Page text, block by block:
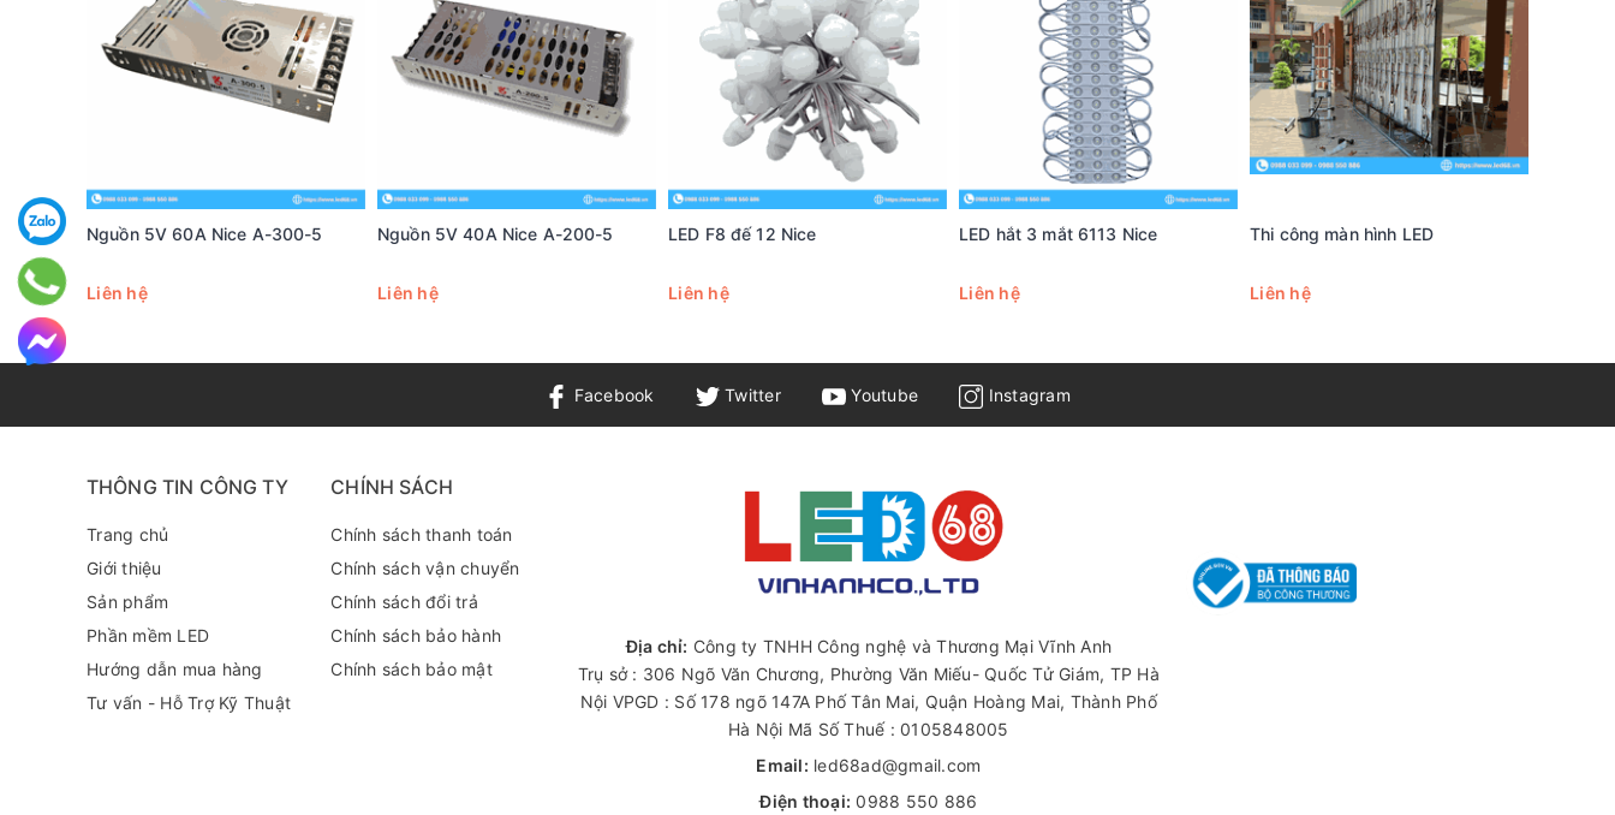
Đặc điểm nổi bật của LED module 4 bóng Samsung Interone Z4U-V05-A6
Với công suất lên đến 2.16W, LED module 4 bóng Samsung Interone Z4U-V05-A6 mang lại ánh sáng sáng rõ và mạnh mẽ, phù hợp cho nhiều mục đích chiếu sáng khác nhau.
Sản phẩm được thiết kế với chất liệu chống nước IP68 và hoạt động trong nhiệt độ từ -20°C đến 60°C, đảm bảo độ bền và ổn định trong mọi điều kiện môi trường.
Với góc chiếu lên đến 160°, đèn LED này phủ sóng ánh sáng đồng đều và rộng rãi, không gây hiện tượng điểm sáng.
Cường độ dòng điện luôn được duy trì ổn định và được bảo vệ khỏi điện áp ngược. Sản phẩm này cũng được cấp chứng chỉ CE, UL, ROH, SASO, và KS, đảm bảo về chất
lượng và an toàn khi sử dụng
Nguồn 5V 60A Nice A-300-5
Liên hệ
Nguồn 5V 40A Nice A-200-5
Liên hệ
LED F8 đế 12 Nice
Liên hệ
LED hắt 3 mắt 6113 Nice
Liên hệ
Thi công màn hình LED
Liên hệ
Facebook Twitter Youtube Instagram
THÔNG TIN CÔNG TY
Trang chủ
Giới thiệu
Sản phẩm
Phần mềm LED
Hướng dẫn mua hàng
Tư vấn - Hỗ Trợ Kỹ Thuật
CHÍNH SÁCH
Chính sách thanh toán
Chính sách vận chuyển
Chính sách đổi trả
Chính sách bảo hành
Chính sách bảo mật
Địa chỉ: Công ty TNHH Công nghệ và Thương Mại Vĩnh Anh
Trụ sở : 306 Ngõ Văn Chương, Phường Văn Miếu- Quốc Tử Giám, TP Hà
Nội VPGD : Số 178 ngõ 147A Phố Tân Mai, Quận Hoàng Mai, Thành Phố
Hà Nội Mã Số Thuế : 0105848005
Email: led68ad@gmail.com
Điện thoại: 0988 550 886